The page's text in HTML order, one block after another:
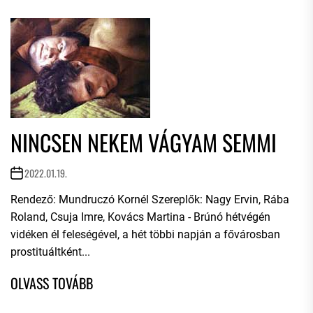
NINCSEN NEKEM VÁGYAM SEMMI
2022.01.19.
Rendező: Mundruczó Kornél Szereplők: Nagy Ervin, Rába
Roland, Csuja Imre, Kovács Martina - Brúnó hétvégén
vidéken él feleségével, a hét többi napján a fővárosban
prostituáltként...